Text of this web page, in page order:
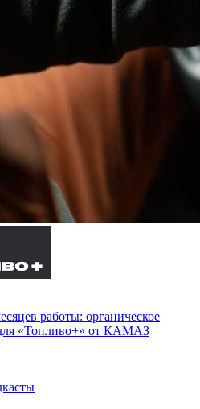
работы: органическое
«Топливо+» от КАМАЗ